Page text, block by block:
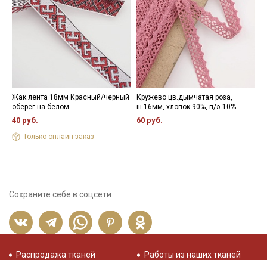
Уход:
- максимальная температура стирки до 40 С, без отжима,
- противопоказано применение отбеливателей.
Цветопередача (тон) может отличаться от оригинального
цвета ткани в зависимости от настроек вашего монитора и в
зависимости от партии.
Жак.лента 18мм Красный/черный
оберег на белом
40 руб.
Только онлайн-заказ
Кружево цв.дымчатая роза,
ш.16мм, хлопок-90%, п/э-10%
60 руб.
Сохраните себе в соцсети
Распродажа тканей
Работы из наших тканей